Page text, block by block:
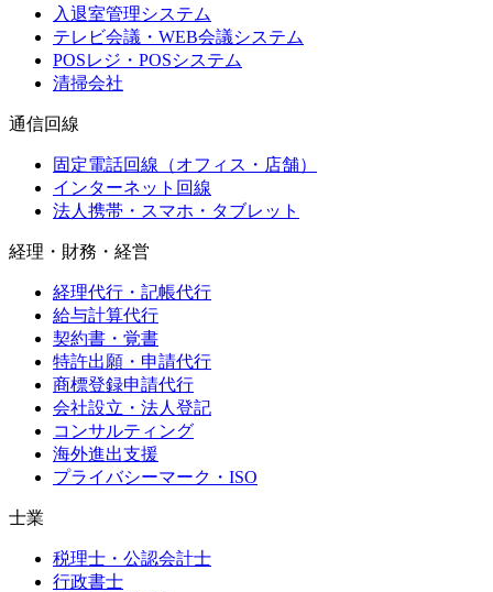
入退室管理システム
テレビ会議・WEB会議システム
POSレジ・POSシステム
清掃会社
通信回線
固定電話回線（オフィス・店舗）
インターネット回線
法人携帯・スマホ・タブレット
経理・財務・経営
経理代行・記帳代行
給与計算代行
契約書・覚書
特許出願・申請代行
商標登録申請代行
会社設立・法人登記
コンサルティング
海外進出支援
プライバシーマーク・ISO
士業
税理士・公認会計士
行政書士